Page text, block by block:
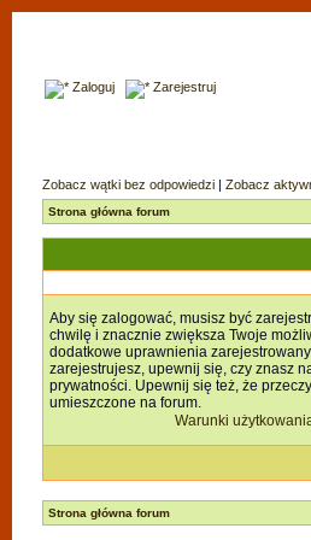
Zaloguj Zarejestruj
Zobacz wątki bez odpowiedzi | Zobacz
Strona główna forum
Aby się zalogować, musisz być
chwilę i znacznie zwiększa Twoje
dodatkowe uprawnienia
zarejestrujesz, upewnij się, czy znasz
prywatności. Upewnij się też, że
umieszczone na forum.
Warunki
Strona główna forum